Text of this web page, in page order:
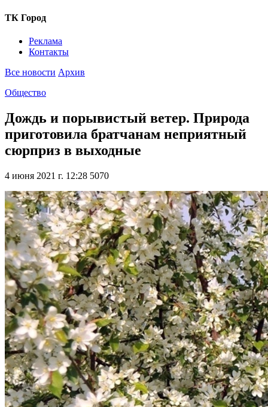
ТК Город
Реклама
Контакты
Все новости Архив
Общество
Дождь и порывистый ветер. Природа
приготовила братчанам неприятный
сюрприз в выходные
4 июня 2021 г. 12:28 5070